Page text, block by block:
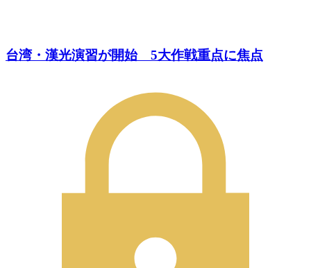
台湾・漢光演習が開始 5大作戦重点に焦点